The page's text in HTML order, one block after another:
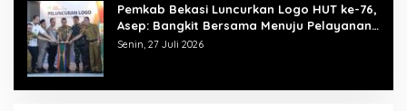
Pemkab Bekasi Luncurkan Logo HUT ke-76,
Asep: Bangkit Bersama Menuju Pelayanan
yang Lebih Baik
Senin, 27 Juli 2026